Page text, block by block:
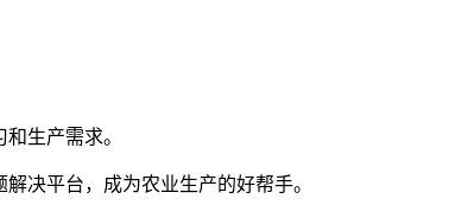
生产需求。
决平台，成为农业生产的好帮手。